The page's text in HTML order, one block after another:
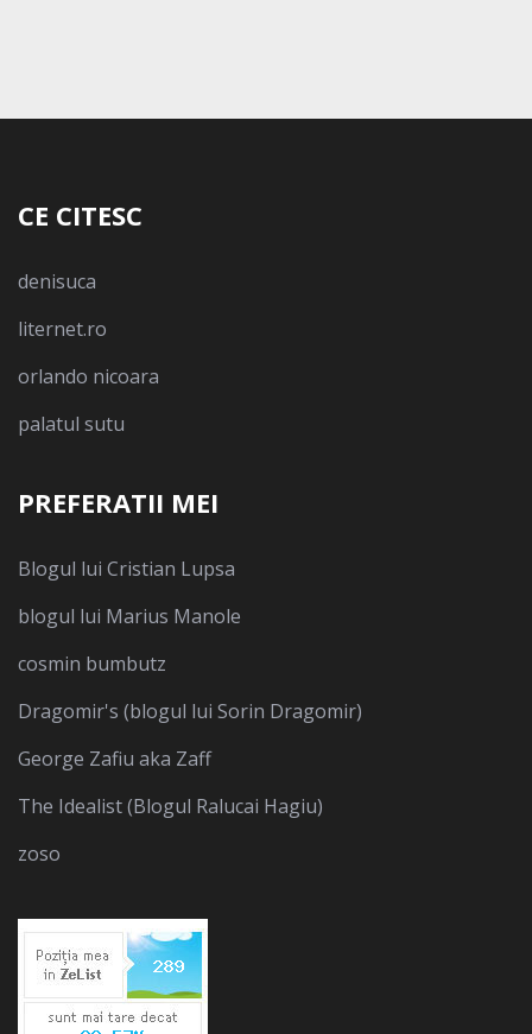
CE CITESC
denisuca
liternet.ro
orlando nicoara
palatul sutu
PREFERATII MEI
Blogul lui Cristian Lupsa
blogul lui Marius Manole
cosmin bumbutz
Dragomir's (blogul lui Sorin Dragomir)
George Zafiu aka Zaff
The Idealist (Blogul Ralucai Hagiu)
zoso